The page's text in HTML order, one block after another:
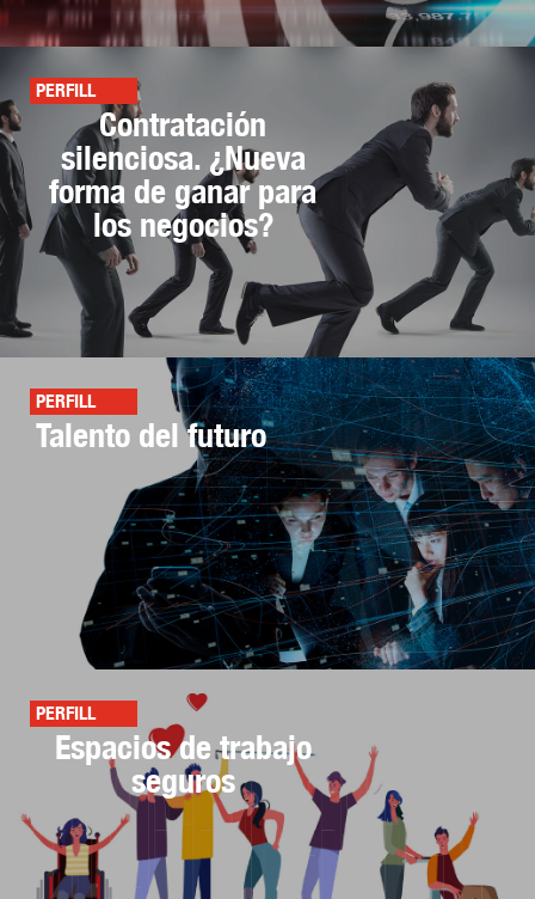
PERFILL
Contratación
silenciosa. ¿Nueva
forma de ganar para
los negocios?
PERFILL
Talento del futuro
PERFILL
Espacios de trabajo
seguros